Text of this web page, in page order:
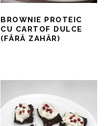
BROWNIE PROTEIC
CU CARTOF DULCE
(FĂRĂ ZAHĂR)